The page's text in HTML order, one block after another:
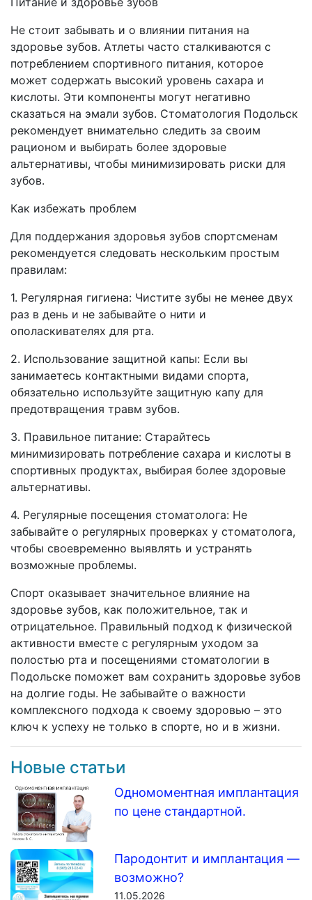
Не стоит забывать и о влиянии питания на
здоровье зубов. Атлеты часто сталкиваются с
потреблением спортивного питания, которое
может содержать высокий уровень сахара и
кислоты. Эти компоненты могут негативно
сказаться на эмали зубов. Стоматология Подольск
рекомендует внимательно следить за своим
рационом и выбирать более здоровые
альтернативы, чтобы минимизировать риски для
зубов.
Как избежать проблем
Для поддержания здоровья зубов спортсменам
рекомендуется следовать нескольким простым
правилам:
1. Регулярная гигиена: Чистите зубы не менее двух
раз в день и не забывайте о нити и
ополаскивателях для рта.
2. Использование защитной капы: Если вы
занимаетесь контактными видами спорта,
обязательно используйте защитную капу для
предотвращения травм зубов.
3. Правильное питание: Старайтесь
минимизировать потребление сахара и кислоты в
спортивных продуктах, выбирая более здоровые
альтернативы.
4. Регулярные посещения стоматолога: Не
забывайте о регулярных проверках у стоматолога,
чтобы своевременно выявлять и устранять
возможные проблемы.
Спорт оказывает значительное влияние на
здоровье зубов, как положительное, так и
отрицательное. Правильный подход к физической
активности вместе с регулярным уходом за
полостью рта и посещениями стоматологии в
Подольске поможет вам сохранить здоровье зубов
на долгие годы. Не забывайте о важности
комплексного подхода к своему здоровью – это
ключ к успеху не только в спорте, но и в жизни.
Новые статьи
Одномоментная имплантация
по цене стандартной.
Пародонтит и имплантация —
возможно?
11.05.2026